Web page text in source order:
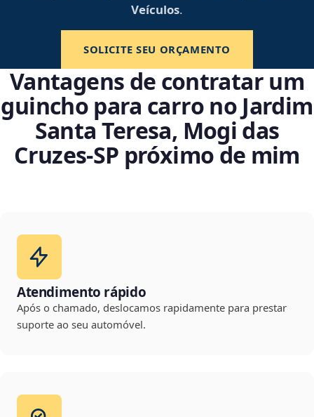
Veículos.
SOLICITE SEU ORÇAMENTO
Vantagens de contratar um
guincho para carro no Jardim
Santa Teresa, Mogi das
Cruzes‑SP próximo de mim
Atendimento rápido
Após o chamado, deslocamos rapidamente para prestar
suporte ao seu automóvel.